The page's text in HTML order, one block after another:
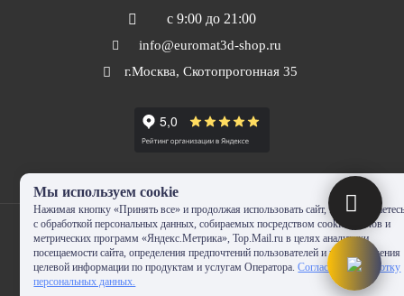
с 9:00 до 21:00
info@euromat3d-shop.ru
г.Москва, Скотопрогонная 35
© 2010-2024 - EUROMAT|3D-SHOP.RU. Все права защищены. Копирование
Мы используем cookie
Нажимая кнопку «Принять все» и продолжая использовать сайт, Вы
с обработкой персональных данных, собираемых посредством cookie-файлов и
метрических программ «Яндекс.Метрика», Top.Mail.ru в целях аналитики
посещаемости сайта, определения предпочтений пользователей и предоставления
целевой информации по продуктам и услугам Оператора.Согласие на обработку
персональных данных.